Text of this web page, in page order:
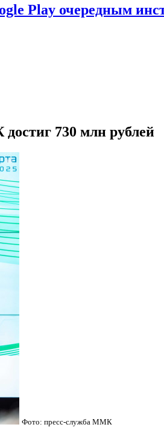
Play очередным
730 млн рублей
Фото: пресс-служба ММК